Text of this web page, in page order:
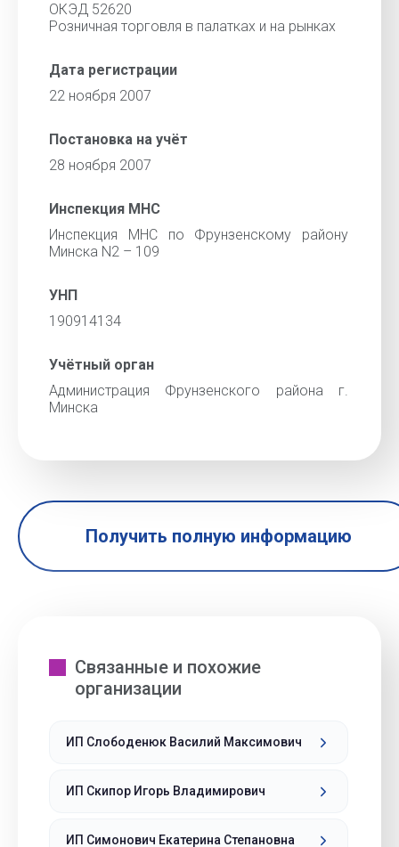
ОКЭД 52620
Розничная торговля в палатках и на рынках
Дата регистрации
22 ноября 2007
Постановка на учёт
28 ноября 2007
Инспекция МНС
Инспекция МНС по Фрунзенскому району
Минска N2 – 109
УНП
190914134
Учётный орган
Администрация Фрунзенского района г.
Минска
Получить полную информацию
Связанные и похожие
организации
ИП Слободенюк Василий Максимович
ИП Скипор Игорь Владимирович
ИП Симонович Екатерина Степановна